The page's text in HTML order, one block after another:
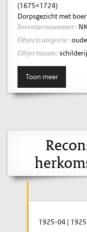
(1675=1724)
Dorpsgezicht met
Inventarisnummer:
Objectcategorie:
Objectnaam: schilderij
Toon meer
1925-04 |